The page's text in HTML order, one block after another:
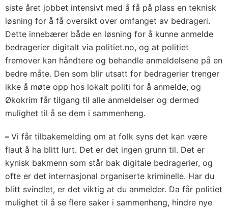
siste året jobbet intensivt med å få på plass en teknisk
løsning for å få oversikt over omfanget av bedrageri.
Dette innebærer både en løsning for å kunne anmelde
bedragerier digitalt via politiet.no, og at politiet
fremover kan håndtere og behandle anmeldelsene på en
bedre måte. Den som blir utsatt for bedragerier trenger
ikke å møte opp hos lokalt politi for å anmelde, og
Økokrim får tilgang til alle anmeldelser og dermed
mulighet til å se dem i sammenheng.
– Vi får tilbakemelding om at folk syns det kan være
flaut å ha blitt lurt. Det er det ingen grunn til. Det er
kynisk bakmenn som står bak digitale bedragerier, og
ofte er det internasjonal organiserte kriminelle. Har du
blitt svindlet, er det viktig at du anmelder. Da får politiet
mulighet til å se flere saker i sammenheng, hindre nye